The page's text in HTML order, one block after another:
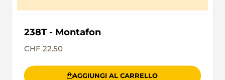
238T - Montafon
CHF 22.50
AGGIUNGI AL CARRELLO